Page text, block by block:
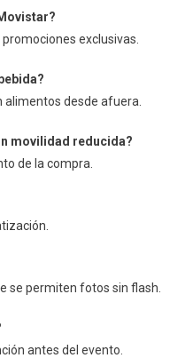
exclusivas.
alimentos desde afuera.
movilidad reducida?
de la compra.
se permiten fotos sin flash.
antes del evento.